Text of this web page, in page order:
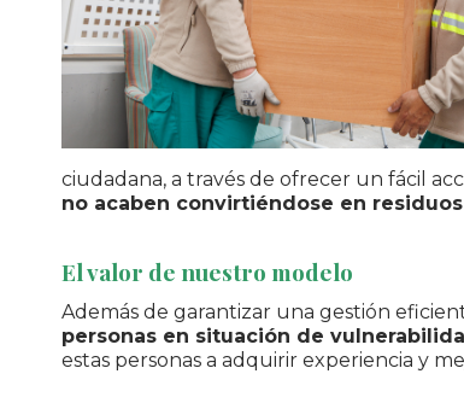
ciudadana, a través de ofrecer un fácil
no acaben convirtiéndose en
El valor de nuestro modelo
Además de garantizar una gestión
personas en situación de
estas personas a adquirir experiencia y